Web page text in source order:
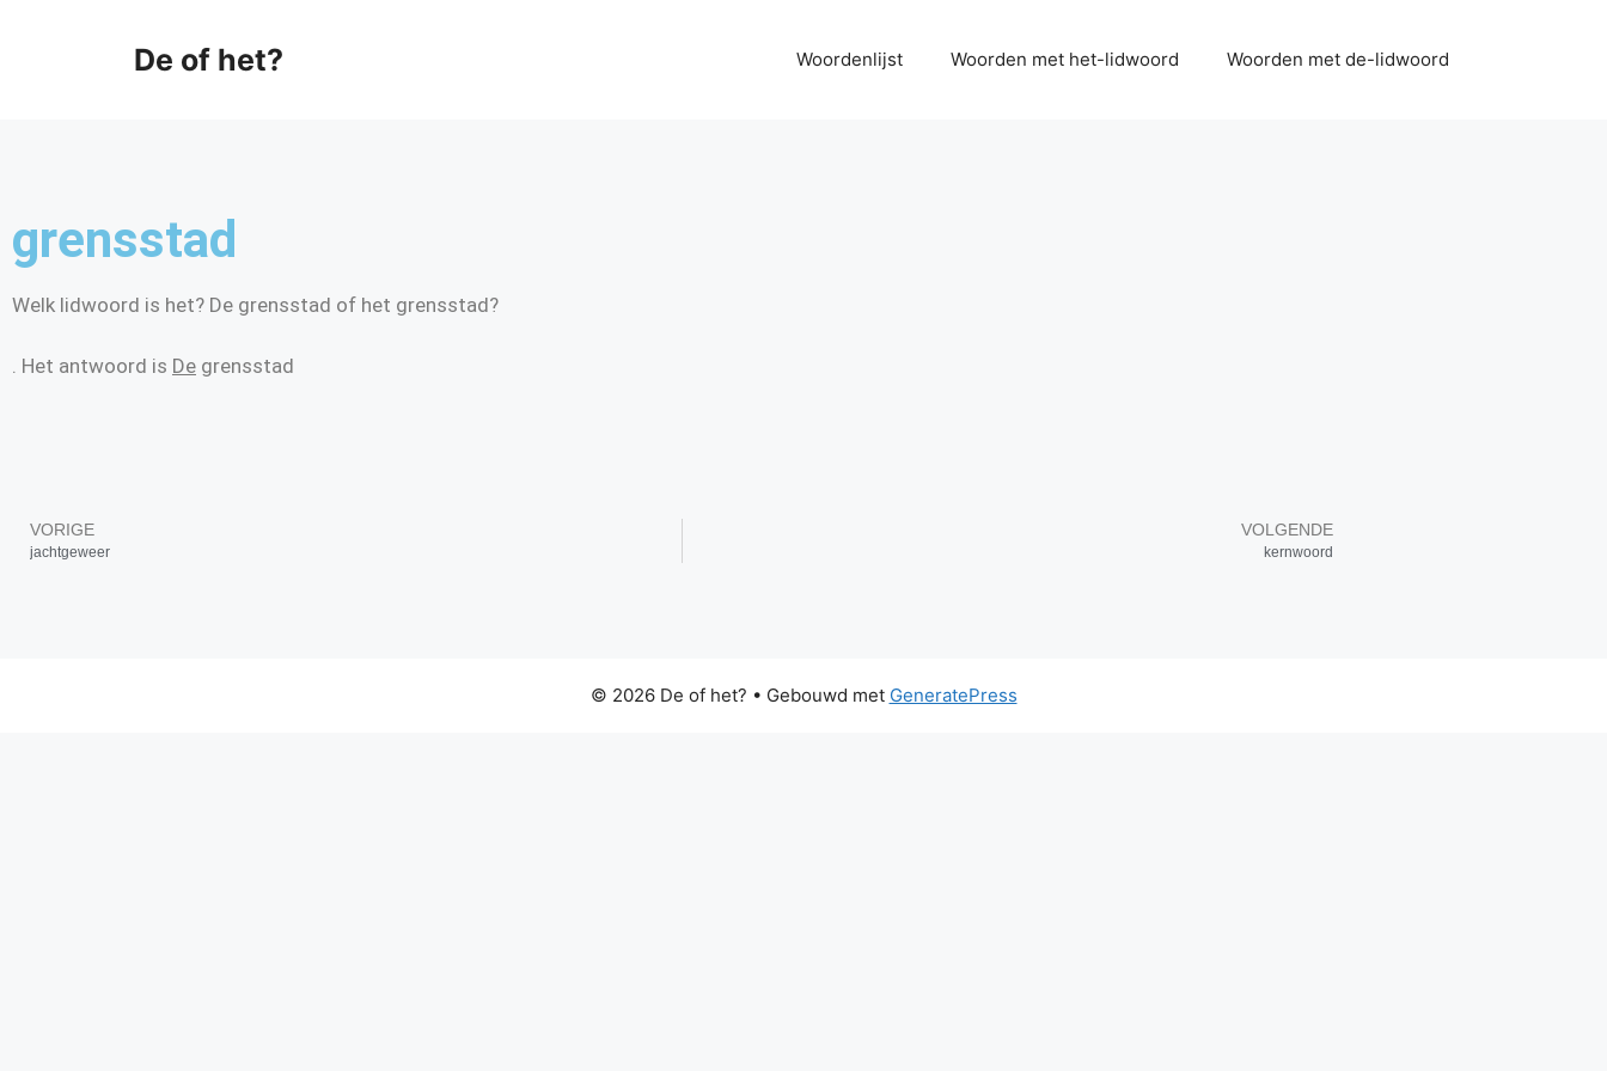
De of het? Woordenlijst Woorden met het-lidwoord Woorden met de-lidwoord
grensstad
Welk lidwoord is het? De grensstad of het grensstad?
. Het antwoord is De grensstad
VORIGE
jachtgeweer
VOLGENDE
kernwoord
© 2026 De of het? • Gebouwd met GeneratePress